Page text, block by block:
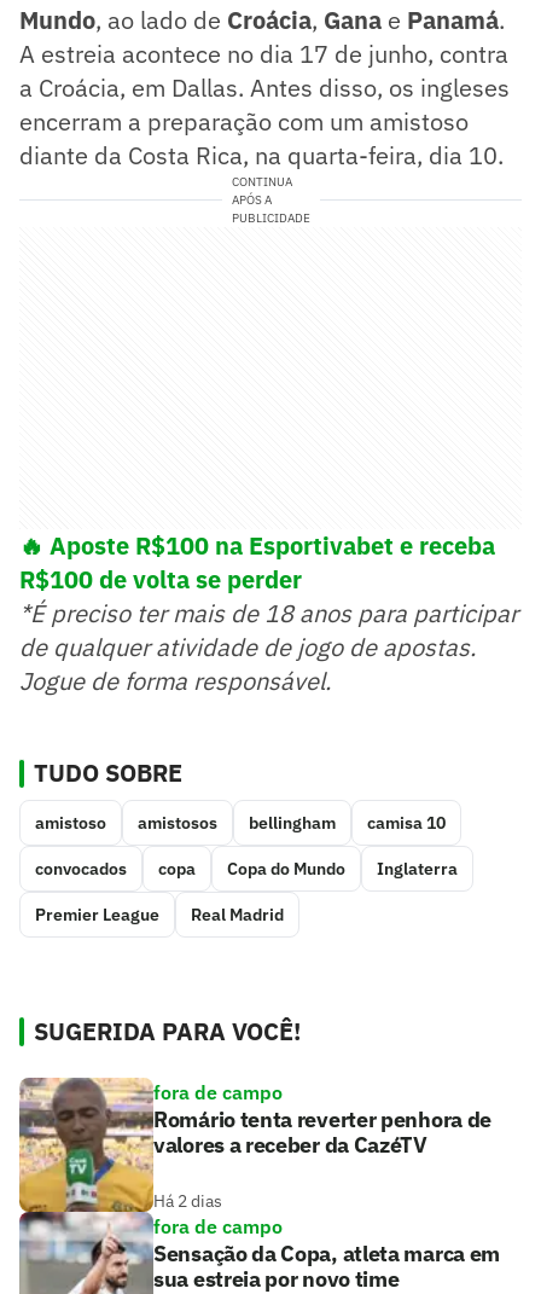
Mundo, ao lado de Croácia, Gana e Panamá.
A estreia acontece no dia 17 de junho, contra
a Croácia, em Dallas. Antes disso, os ingleses
encerram a preparação com um amistoso
diante da Costa Rica, na quarta-feira, dia 10.
CONTINUA
APÓS A
PUBLICIDADE
🔥 Aposte R$100 na Esportivabet e receba
R$100 de volta se perder
*É preciso ter mais de 18 anos para participar
de qualquer atividade de jogo de apostas.
Jogue de forma responsável.
TUDO SOBRE
amistoso amistosos bellingham camisa 10
convocados copa Copa do Mundo Inglaterra
Premier League Real Madrid
SUGERIDA PARA VOCÊ!
fora de campo
Romário tenta reverter penhora de
valores a receber da CazéTV
Há 2 dias
fora de campo
Sensação da Copa, atleta marca em
sua estreia por novo time